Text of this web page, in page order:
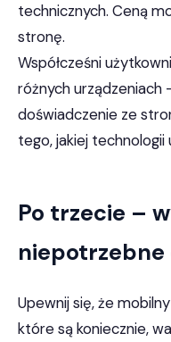
technicznych. Ceną
stronę.
Współcześni
różnych urządzeniach
doświadczenie ze
tego, jakiej technologii
Po trzecie –
Upewnij się, że
które są koniecznie,